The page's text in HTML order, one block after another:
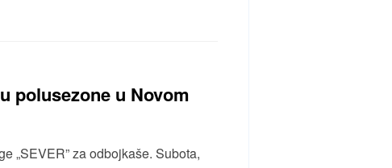
polusezone u Novom
„SEVER” za odbojkaše. Subota,